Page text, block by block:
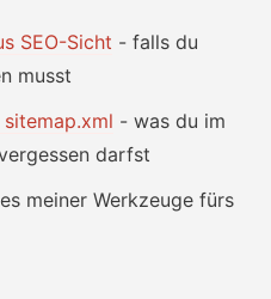
SEO-Sicht - falls du
musst
- was du im
darfst
meiner Werkzeuge fürs